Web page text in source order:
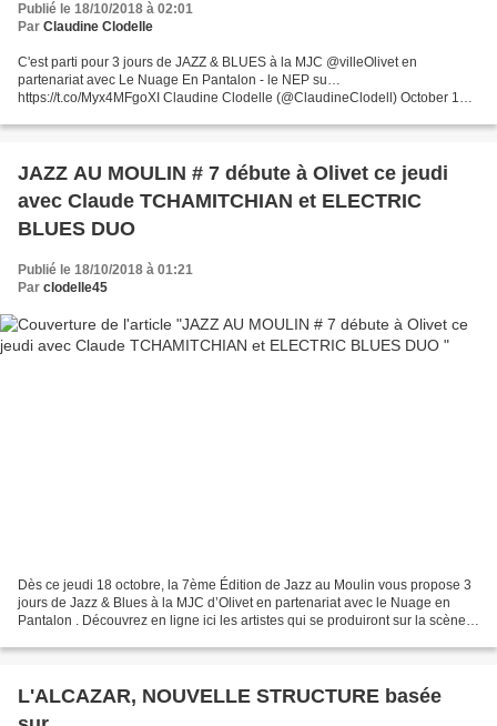
Publié le 18/10/2018 à 02:01
Par Claudine Clodelle
C'est parti pour 3 jours de JAZZ & BLUES à la MJC @villeOlivet en
partenariat avec Le Nuage En Pantalon - le NEP su…
https://t.co/Myx4MFgoXI Claudine Clodelle (@ClaudineClodell) October 18,
JAZZ AU MOULIN # 7 débute à Olivet ce jeudi
avec Claude TCHAMITCHIAN et ELECTRIC
BLUES DUO
Publié le 18/10/2018 à 01:21
Par clodelle45
Dès ce jeudi 18 octobre, la 7ème Édition de Jazz au Moulin vous propose 3
jours de Jazz & Blues à la MJC d’Olivet en partenariat avec le Nuage en
Pantalon . Découvrez en ligne ici les artistes qui se produiront sur la scène
L'ALCAZAR, NOUVELLE STRUCTURE basée